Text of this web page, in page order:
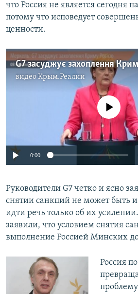
что Россия не является сегодня
потому что исповедует
ценности.
видеоКрым.Реалии
No media source
0:00
Руководители G7 четко и ясно
снятии санкций не может быть
идти речь только об их
заявили, что условием снятия
выполнение Россией Минских
Россия